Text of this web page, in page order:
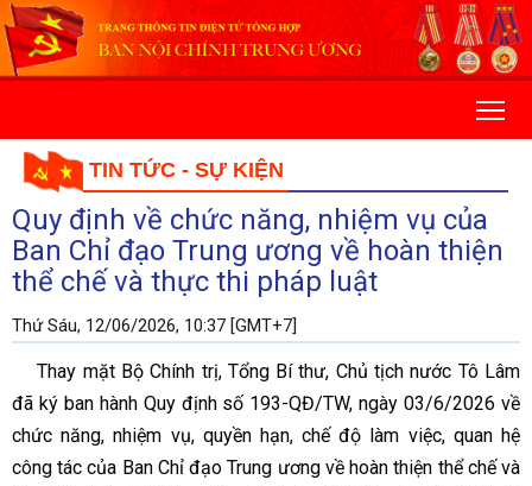
TIN TỨC - SỰ KIỆN
Quy định về chức năng, nhiệm vụ của
Ban Chỉ đạo Trung ương về hoàn thiện
thể chế và thực thi pháp luật
Thứ Sáu, 12/06/2026, 10:37 [GMT+7]
Thay mặt Bộ Chính trị, Tổng Bí thư, Chủ tịch nước Tô Lâm
đã ký ban hành Quy định số 193-QĐ/TW, ngày 03/6/2026 về
chức năng, nhiệm vụ, quyền hạn, chế độ làm việc, quan hệ
công tác của Ban Chỉ đạo Trung ương về hoàn thiện thể chế và